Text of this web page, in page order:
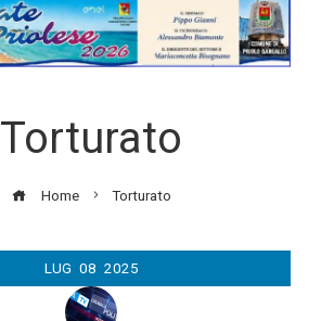
Torturato
Home Torturato
LUG 08 2025